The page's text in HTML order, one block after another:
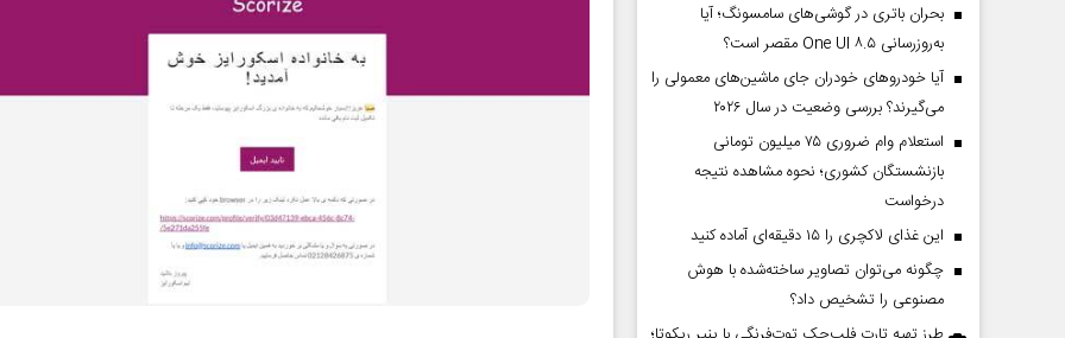
بحران باتری در گوشی‌های سامسونگ؛ آیا
به‌روزرسانی One UI ۸.۵ مقصر است؟
آیا خودروهای خودران جای ماشین‌های معمولی را
می‌گیرند؟ بررسی وضعیت در سال ۲۰۲۶
استعلام وام ضروری ۷۵ میلیون تومانی
بازنشستگان کشوری؛ نحوه مشاهده نتیجه
درخواست
این غذای لاکچری را ۱۵ دقیقه‌ای آماده کنید
چگونه می‌توان تصاویر ساخته‌شده با هوش
مصنوعی را تشخیص داد؟